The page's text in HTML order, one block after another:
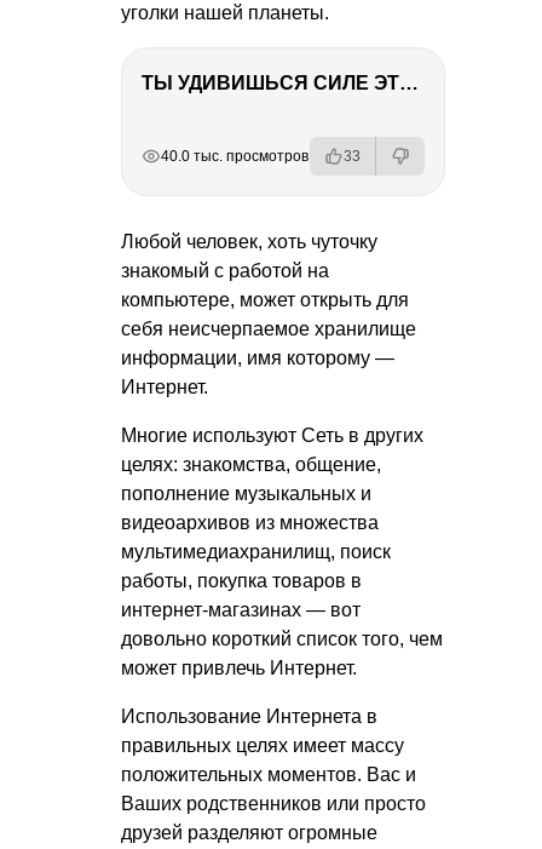
уголки нашей планеты.
ТЫ УДИВИШЬСЯ СИЛЕ ЭТО ЧЕЛОВЕКА! Блог о нашей поездке в Вышний Волочек
40.0 тыс. просмотров 33
Любой человек, хоть чуточку
знакомый с работой на
компьютере, может открыть для
себя неисчерпаемое хранилище
информации, имя которому —
Интернет.
Многие используют Сеть в других
целях: знакомства, общение,
пополнение музыкальных и
видеоархивов из множества
мультимедиахранилищ, поиск
работы, покупка товаров в
интернет-магазинах — вот
довольно короткий список того, чем
может привлечь Интернет.
Использование Интернета в
правильных целях имеет массу
положительных моментов. Вас и
Ваших родственников или просто
друзей разделяют огромные